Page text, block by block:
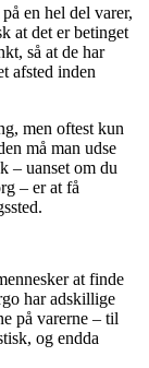
en hel del varer,
at det er betinget
så at de har
afsted inden
men oftest kun
må man udse
– uanset om du
– er at få
at finde
har adskillige
på varerne – til
og endda